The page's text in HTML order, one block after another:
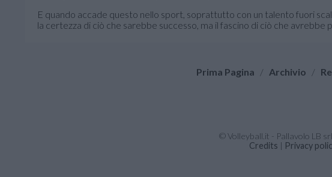
E quando accade questo nello sport, soprattutto con un talento fuori
la certezza di ciò che sarebbe successo, ma il fascino di ciò che avrebbe
Prima Pagina / Archivio /
© Volleyball.it - Pallavolo LB
Credits | Privacy